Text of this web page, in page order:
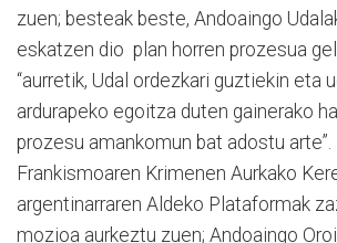
zuen; besteak beste, Andoaingo
eskatzen dio plan horren prozesua
“aurretik, Udal ordezkari guztiekin eta
ardurapeko egoitza duten gainerako
prozesu amankomun bat adostu arte”.
Frankismoaren Krimenen Aurkako
argentinarraren Aldeko Plataformak
mozioa aurkeztu zuen; Andoaingo